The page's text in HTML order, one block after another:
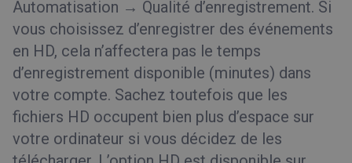
Automatisation → Qualité d’enregistrement. Si
vous choisissez d’enregistrer des événements
en HD, cela n’affectera pas le temps
d’enregistrement disponible (minutes) dans
votre compte. Sachez toutefois que les
fichiers HD occupent bien plus d’espace sur
votre ordinateur si vous décidez de les